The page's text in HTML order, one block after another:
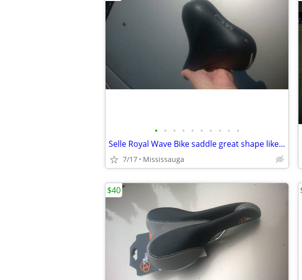
• • • • • • • • • •
Selle Royal Wave Bike saddle great shape like new
7/17 Mississauga
$40